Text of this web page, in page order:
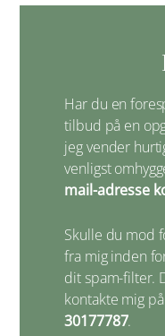
Har du en
tilbud på en
jeg vender
venligst
mail-adresse
Skulle du mod
fra mig inden
dit spam-filter.
kontakte mig
30177787.